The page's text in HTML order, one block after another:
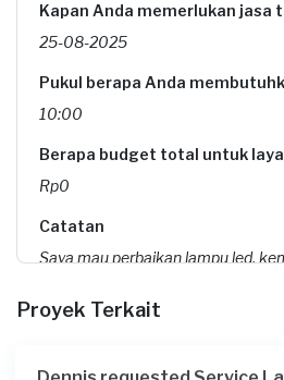
Kapan Anda memerlukan jasa
25-08-2025
Pukul berapa Anda
10:00
Berapa budget total untuk
Rp0
Catatan
Saya mau perbaikan lampu led,
Proyek Terkait